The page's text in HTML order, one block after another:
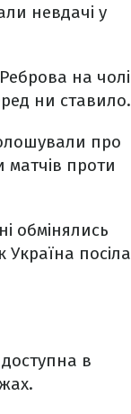
невдачі у
на чолі
ни ставило.
про
проти
обмінялись
Україна посіла
в